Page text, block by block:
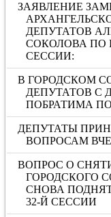
ЗАЯВЛЕНИЕ
ДЕПУТАТОВ
СОКОЛОВА ПО
СЕССИИ:
В ГОРОДСКОМ
ДЕПУТАТОВ С
ПОБРАТИМА
ДЕПУТАТЫ
ВОПРОСАМ
ВОПРОС О
ГОРОДСКОГО
СНОВА
32-Й СЕССИИ